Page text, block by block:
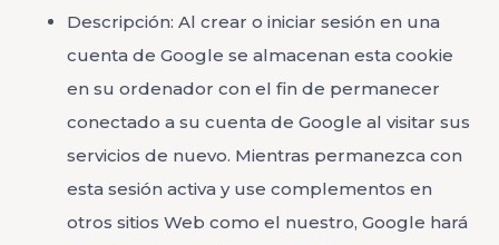
Descripción: Al crear o iniciar sesión en una
cuenta de Google se almacenan esta cookie
en su ordenador con el fin de permanecer
conectado a su cuenta de Google al visitar sus
servicios de nuevo. Mientras permanezca con
esta sesión activa y use complementos en
otros sitios Web como el nuestro, Google hará